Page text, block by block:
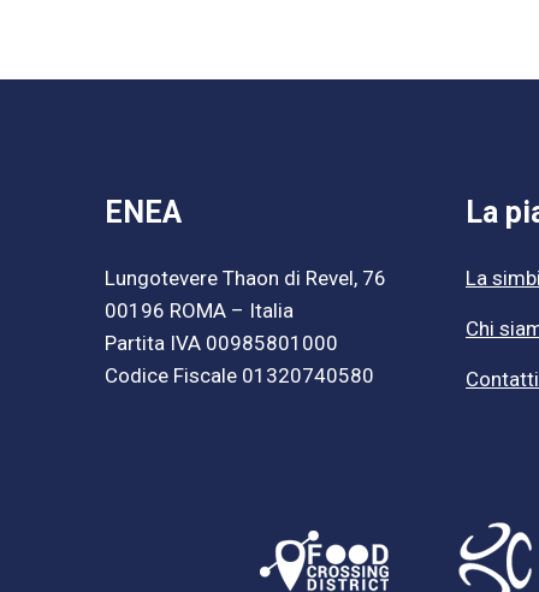
ENEA
Lungotevere Thaon di Revel, 76
00196 ROMA – Italia
Partita IVA 00985801000
Codice Fiscale 01320740580
La
La
Chi
Contatti